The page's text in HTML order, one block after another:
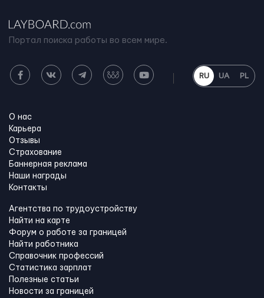
Портал поиска работы во всем мире.
RU UA PL
О нас
Карьера
Отзывы
Страхование
Баннерная реклама
Наши награды
Контакты
Агентства по трудоустройству
Найти на карте
Форум о работе за границей
Найти работника
Справочник профессий
Статистика зарплат
Полезные статьи
Новости за границей